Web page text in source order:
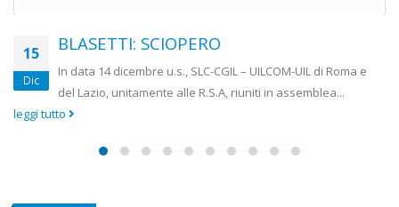
30
Ott
RAI: Organico, diritti e PdR, una
questione di dignità
Il giorno 29 ottobre si è svolto l’incontro su PdR e Politiche
Attive tra Slc Cgil, Fistel Cisl, Uilcom...